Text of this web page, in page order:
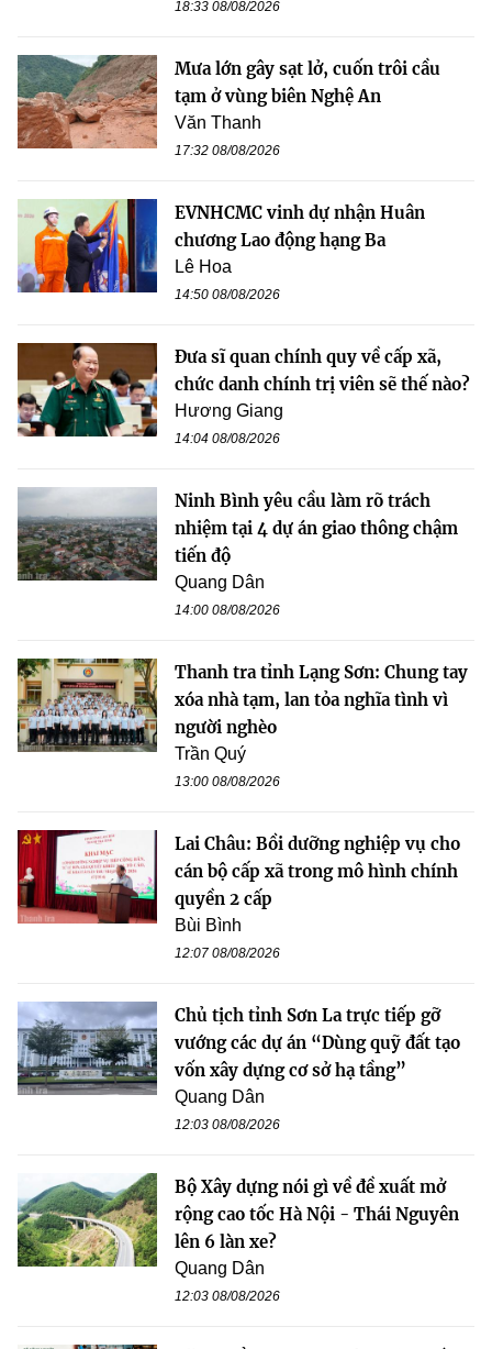
18:33 08/08/2026
Mưa lớn gây sạt lở, cuốn trôi cầu
tạm ở vùng biên Nghệ An
Văn Thanh
17:32 08/08/2026
EVNHCMC vinh dự nhận Huân
chương Lao động hạng Ba
Lê Hoa
14:50 08/08/2026
Đưa sĩ quan chính quy về cấp xã,
chức danh chính trị viên sẽ thế nào?
Hương Giang
14:04 08/08/2026
Ninh Bình yêu cầu làm rõ trách
nhiệm tại 4 dự án giao thông chậm
tiến độ
Quang Dân
14:00 08/08/2026
Thanh tra tỉnh Lạng Sơn: Chung tay
xóa nhà tạm, lan tỏa nghĩa tình vì
người nghèo
Trần Quý
13:00 08/08/2026
Lai Châu: Bồi dưỡng nghiệp vụ cho
cán bộ cấp xã trong mô hình chính
quyền 2 cấp
Bùi Bình
12:07 08/08/2026
Chủ tịch tỉnh Sơn La trực tiếp gỡ
vướng các dự án “Dùng quỹ đất tạo
vốn xây dựng cơ sở hạ tầng”
Quang Dân
12:03 08/08/2026
Bộ Xây dựng nói gì về đề xuất mở
rộng cao tốc Hà Nội - Thái Nguyên
lên 6 làn xe?
Quang Dân
12:03 08/08/2026